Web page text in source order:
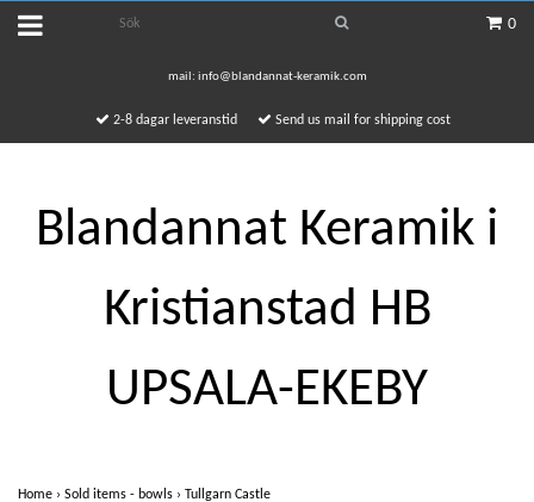
0
mail: info@blandannat-keramik.com
2-8 dagar leveranstid Send us mail for shipping cost
Blandannat Keramik i
Kristianstad HB
UPSALA-EKEBY
Home › Sold items - bowls › Tullgarn Castle